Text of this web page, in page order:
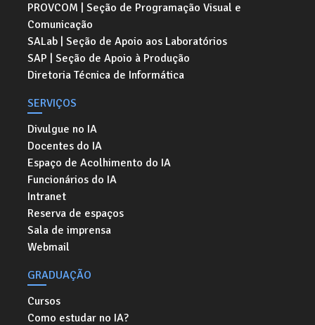
PROVCOM | Seção de Programação Visual e
Comunicação
SALab | Seção de Apoio aos Laboratórios
SAP | Seção de Apoio à Produção
Diretoria Técnica de Informática
SERVIÇOS
Divulgue no IA
Docentes do IA
Espaço de Acolhimento do IA
Funcionários do IA
Intranet
Reserva de espaços
Sala de imprensa
Webmail
GRADUAÇÃO
Cursos
Como estudar no IA?